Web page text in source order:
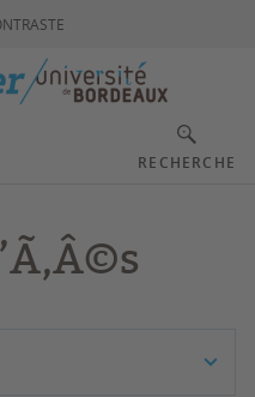
RECHERCHE